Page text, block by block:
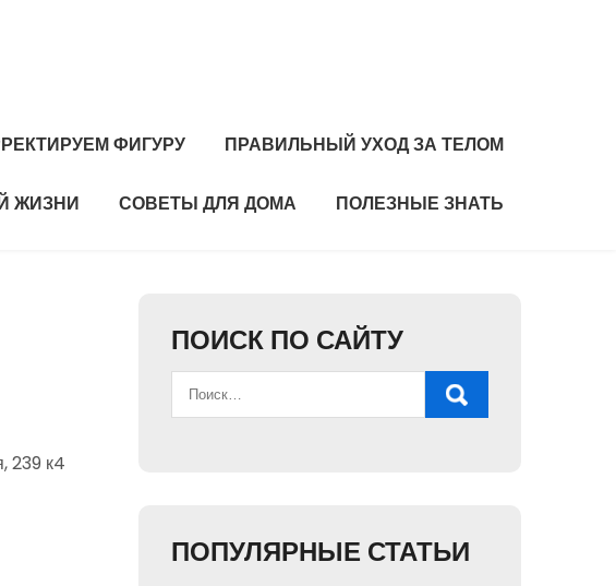
ФИГУРУ ПРАВИЛЬНЫЙ УХОД ЗА ТЕЛОМ
ЖИЗНИ СОВЕТЫ ДЛЯ ДОМА ПОЛЕЗНЫЕ ЗНАТЬ
239 к4
ПОИСК ПО САЙТУ
ПОПУЛЯРНЫЕ СТАТЬИ